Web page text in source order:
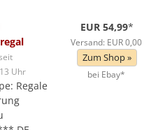
Uhr
Regale
EUR 54,99*
Versand: EUR 0,00
Zum Shop »
bei Ebay*